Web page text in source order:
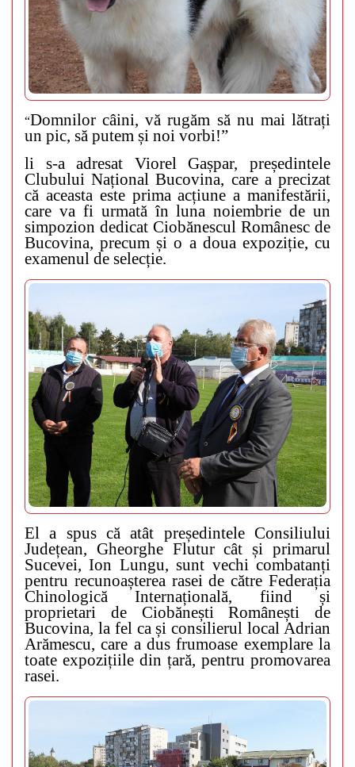
“Domnilor câini, vă rugăm să nu mai lătrați
un pic, să putem și noi vorbi!”
li s-a adresat Viorel Gașpar, președintele
Clubului Național Bucovina, care a precizat
că aceasta este prima acțiune a manifestării,
care va fi urmată în luna noiembrie de un
simpozion dedicat Ciobănescul Românesc de
Bucovina, precum și o a doua expoziție, cu
examenul de selecție.
El a spus că atât președintele Consiliului
Județean, Gheorghe Flutur cât și primarul
Sucevei, Ion Lungu, sunt vechi combatanți
pentru recunoașterea rasei de către Federația
Chinologică Internațională, fiind și
proprietari de Ciobănești Românești de
Bucovina, la fel ca și consilierul local Adrian
Arămescu, care a dus frumoase exemplare la
toate expozițiile din țară, pentru promovarea
rasei.